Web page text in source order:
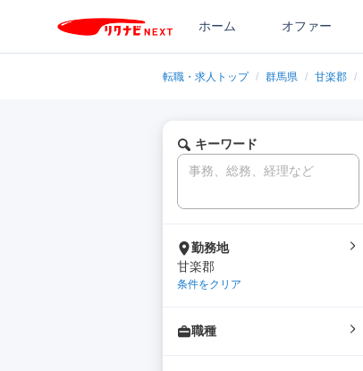
ホーム オファー
転職・求人トップ / 群馬県 / 甘楽郡 /
キーワード
勤務地
甘楽郡
条件をクリア
職種